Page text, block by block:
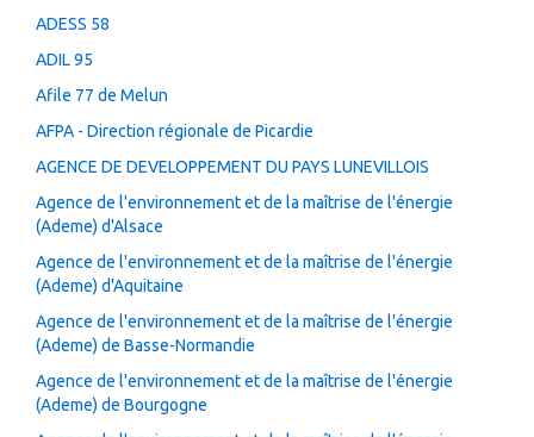
ADESS 58
ADIL 95
Afile 77 de Melun
AFPA - Direction régionale de Picardie
AGENCE DE DEVELOPPEMENT DU PAYS LUNEVILLOIS
Agence de l'environnement et de la maîtrise de l'énergie
(Ademe) d'Alsace
Agence de l'environnement et de la maîtrise de l'énergie
(Ademe) d'Aquitaine
Agence de l'environnement et de la maîtrise de l'énergie
(Ademe) de Basse-Normandie
Agence de l'environnement et de la maîtrise de l'énergie
(Ademe) de Bourgogne